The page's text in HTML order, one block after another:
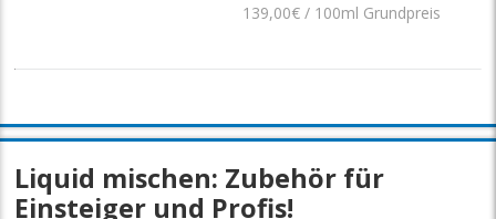
139,00€ / 100ml Grundpreis
Liquid mischen: Zubehör für
Einsteiger und Profis!